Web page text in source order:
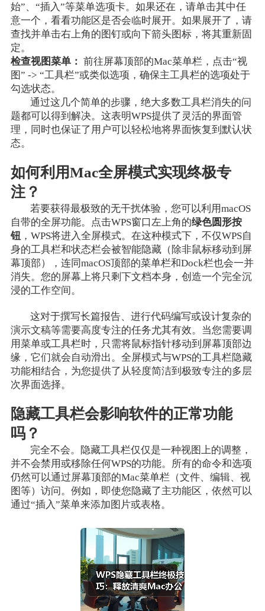
始”、“插入”等菜单选项卡。如果还在，请单击其中任
意一个，看看功能区是否会临时展开。如果展开了，请
查找并单击右上角的图钉或向下箭头图标，将其重新固
定。
检查视图菜单： 前往屏幕顶部的Mac菜单栏，点击“视
图” -> “工具栏”或类似选项，确保主工具栏的选项处于
勾选状态。
通过这几个简单的步骤，绝大多数工具栏消失的问
题都可以得到解决。这表明WPS提供了灵活的界面管
理，同时也保证了用户可以轻松地将界面恢复到默认状
态。
如何利用Mac全屏模式实现终极专
注？
若要获得最极致的无干扰体验，您可以利用macOS
自带的全屏功能。点击WPS窗口左上角的绿色圆形按
钮 ，WPS将进入全屏模式。在这种模式下，不仅WPS自
身的工具栏和状态栏会被智能隐藏（除非鼠标移动到屏
幕顶部），连同macOS顶部的菜单栏和Dock栏也会一并
消失。您的屏幕上将只剩下文档本身，创造一个完全沉
浸的工作空间。
这对于撰写长篇报告、进行代码编写或设计复杂的
演示文稿等需要高度专注的任务尤其有效。当您需要调
用菜单或工具栏时，只需将鼠标指针移动到屏幕顶部边
缘，它们就会自动滑出。全屏模式与WPS的工具栏隐藏
功能相结合，为您提供了从轻度简洁到极致专注的多层
次界面选择。
隐藏工具栏会影响软件的正常功能
吗？
完全不会。隐藏工具栏仅仅是一种视图上的调整，
并不会禁用或移除任何WPS的功能。所有的命令和选项
仍然可以通过屏幕顶部的Mac菜单栏（文件、编辑、视
图等）访问。例如，即使您隐藏了主功能区，依然可以
通过“插入”菜单来添加图片或表格。